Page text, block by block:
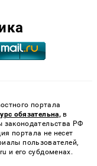
портала
обязательна, в
законодательства РФ
портала не несет
пользователей,
и его субдоменах.